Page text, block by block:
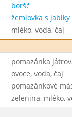
boršč
žemlovka s
mléko, voda, čaj
pomazánka
ovoce, voda, čaj
pomazánkové
zelenina, mléko,